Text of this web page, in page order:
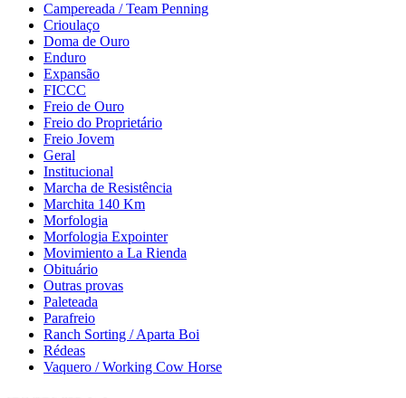
Campereada / Team Penning
Crioulaço
Doma de Ouro
Enduro
Expansão
FICCC
Freio de Ouro
Freio do Proprietário
Freio Jovem
Geral
Institucional
Marcha de Resistência
Marchita 140 Km
Morfologia
Morfologia Expointer
Movimiento a La Rienda
Obituário
Outras provas
Paleteada
Parafreio
Ranch Sorting / Aparta Boi
Rédeas
Vaquero / Working Cow Horse